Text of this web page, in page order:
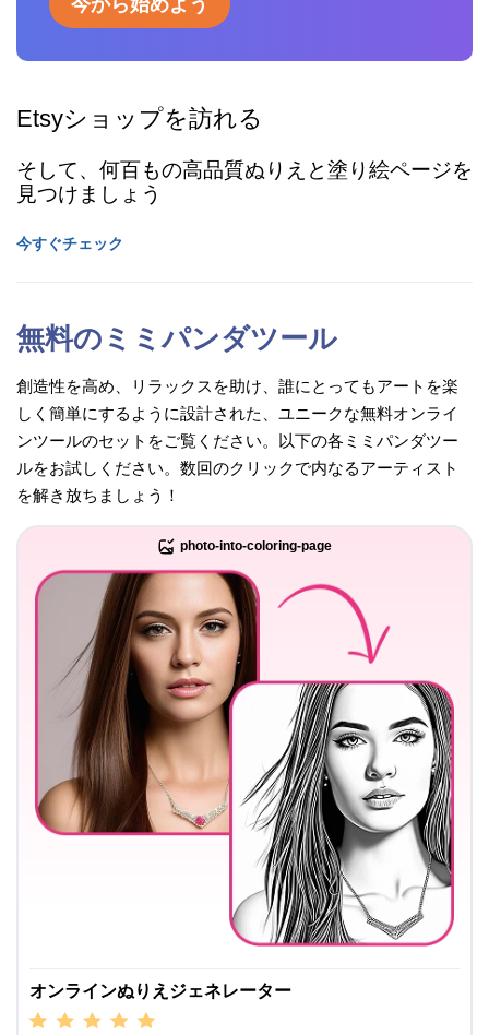
今から始めよう
Etsyショップを訪れる
そして、何百もの高品質ぬりえと塗り絵ページを
見つけましょう
今すぐチェック
無料のミミパンダツール
創造性を高め、リラックスを助け、誰にとってもアートを楽
しく簡単にするように設計された、ユニークな無料オンライ
ンツールのセットをご覧ください。以下の各ミミパンダツー
ルをお試しください。数回のクリックで内なるアーティスト
を解き放ちましょう！
photo-into-coloring-page
オンラインぬりえジェネレーター